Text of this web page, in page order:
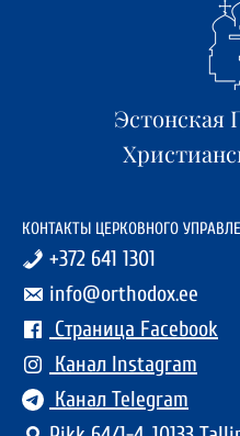
Эстонская
КОНТАКТЫ ЦЕРКОВНОГО
+372 641 1301
info@orthodox.ee
Страница Facebook
Канал Instagram
Канал Telegram